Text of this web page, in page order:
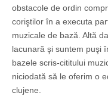
obstacole de ordin
coriştilor în a executa
muzicale de bază. Altă
lacunară şi suntem puşi
bazele scris-cititului
niciodată să le oferim o
clujene.